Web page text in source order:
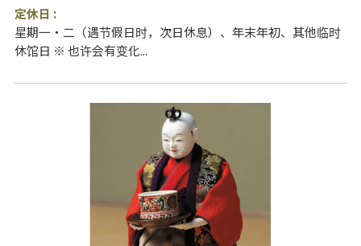
定休日 :
星期一・二（遇节假日时，次日休息）、年末年初、其他临时
休馆日 ※ 也许会有变化...